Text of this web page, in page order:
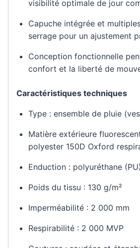
visibilité optimale de jour
Capuche intégrée et
serrage pour un ajustement
Conception fonctionnelle
confort et la liberté de
Caractéristiques techniques
Type : ensemble de pluie
Matière extérieure
polyester 150D Oxford
Enduction : polyuréthane (PU)
Poids du tissu : 130 g/m²
Imperméabilité : 2 000 mm
Respirabilité : 2 000 MVP